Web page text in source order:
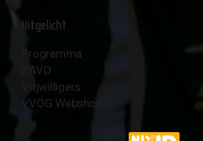
Uitgelicht
Programma
ZAVO
Vrijwilligers
VVOG Webshop